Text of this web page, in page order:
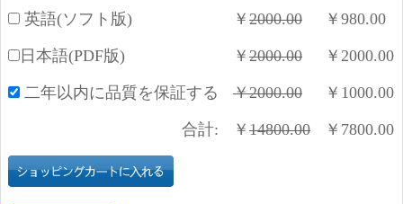
英語(ソフト版) ￥ 2000.00 ￥ 980.00
日本語(PDF版) ￥ 2000.00 ￥ 2000.00
二年以内に品質を保証する ￥2000.00 ￥ 1000.00
合計: ￥ 14800.00 ￥ 7800.00